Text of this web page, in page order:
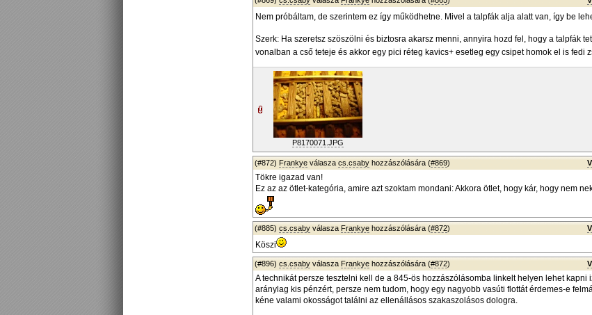
Nem próbáltam, de szerintem ez így működhetne. Mivel a talpfák alja alatt van, így be
Szerk: Ha szeretsz szöszölni és biztosra akarsz menni, annyira hozd fel, hogy a talpfák
vonalban a cső teteje és akkor egy pici réteg kavics+ esetleg egy csipet homok el is fedi
P8170071.JPG
(#872) Frankye válasza cs.csaby hozzászólására (#869)
Tökre igazad van!
Ez az az ötlet-kategória, amire azt szoktam mondani: Akkora ötlet, hogy kár, hogy nem
(#885) cs.csaby válasza Frankye hozzászólására (#872)
Köszi
(#896) cs.csaby válasza Frankye hozzászólására (#872)
A technikát persze tesztelni kell de a 845-ös hozzászólásomba linkelt helyen lehet kapni
aránylag kis pénzért, persze nem tudom, hogy egy nagyobb vasúti flottát érdemes-e
kéne valami okosságot találni az ellenállásos szakaszolásos dologra.